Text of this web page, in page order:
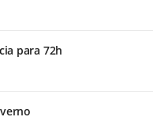
para 72h